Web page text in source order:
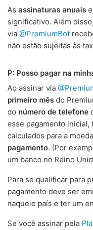
As assinaturas anuais
significativo. Além
via @PremiumBot
não estão sujeitas às
P: Posso pagar na
Ao assinar via
primeiro mês do
do número de telefone
esse pagamento inicial,
calculados para a
pagamento. (Por
um banco no Reino
Para se qualificar para
pagamento deve ser
naquele país e ter um
Se você assinar pela